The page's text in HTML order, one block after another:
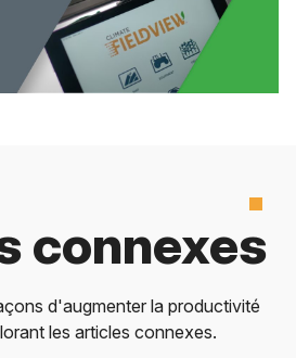
connexes
d'augmenter la productivité
les articles connexes.